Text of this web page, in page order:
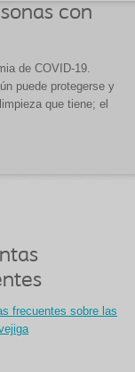
con
de COVID-19.
puede protegerse y
que tiene; el
frecuentes sobre las